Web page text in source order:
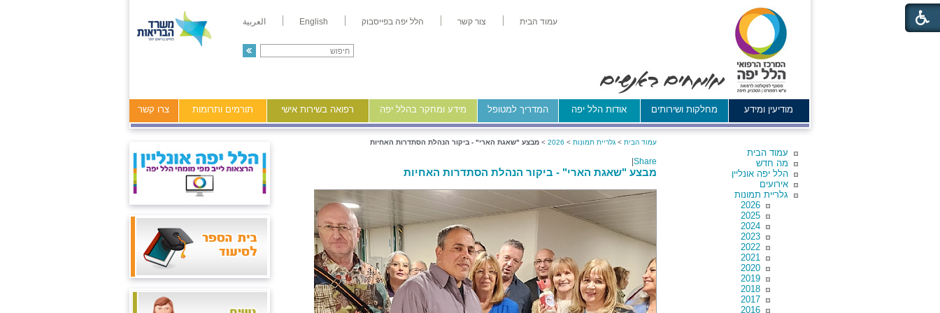
עמוד הבית צור קשר הלל יפה בפייסבוק English العربية
מודיעין ומידע מחלקות ושירותים אודות הלל יפה המדריך למטופל מידע ומחקר בהלל יפה רפואה בשירות אישי תורמים ותרומות צרו קשר
עמוד הבית
מה חדש
הלל יפה אונליין
אירועים
גלריית תמונות
2026
2025
2024
2023
2022
2021
2020
2019
2018
2017
2016
עמוד הבית > גלריית תמונות >
2026
> מבצע "שאגת הארי" - ביקור הנהלת הסתדרות האחיות
Share
מבצע "שאגת הארי" - ביקור הנהלת הסתדרות האחיות